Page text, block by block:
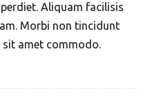
Aliquam facilisis
Morbi non tincidunt
sit amet commodo.